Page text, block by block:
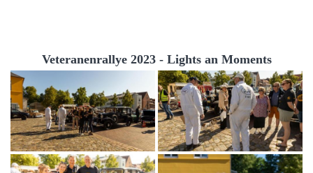
Veteranenrallye 2023 - Lights an Moments